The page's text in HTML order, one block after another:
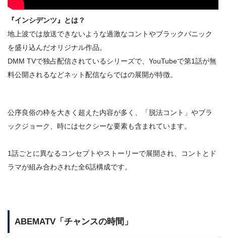
『インシデンツ』とは？
地上波では放送できないような過激なコントやブラックパニック
を盛り込んだオリジナル作品。
DMM TVで独占配信されているシリーズで、YouTubeで第1話が無
料公開されるなどネット配信ならではの展開が特徴。
公序良俗の枠を大きく超えた内容が多く、「脱法コント」やブラ
ックジョーク、時にはセクシーな要素も含まれています。
1話ごとに異なるコンセプトやストーリーで展開され、コントとド
ラマが組み合わされた全6話構成です。
ABEMATV「チャンスの時間」